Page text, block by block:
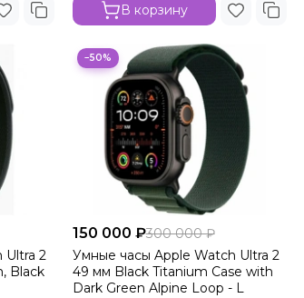
В корзину
Ultra 2
Black
−50%
150 000 ₽300 000 ₽
Умные часы Apple Watch Ultra 2
49 мм Black Titanium Case with
Dark Green Alpine Loop - L